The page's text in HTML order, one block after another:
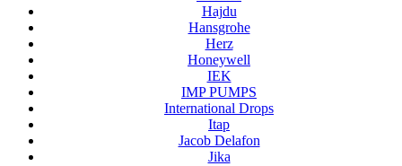
Hajdu
Hansgrohe
Herz
Honeywell
IEK
IMP PUMPS
International Drops
Itap
Jacob Delafon
Jika